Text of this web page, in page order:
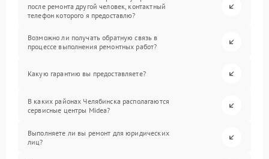
после ремонта другой человек, контактный
телефон которого я предоставлю?
Возможно ли получать обратную связь в
процессе выполнения ремонтных работ?
Какую гарантию вы предоставляете?
В каких районах Челябинска располагаются
сервисные центры Midea?
Выполняете ли вы ремонт для юридических
лиц?